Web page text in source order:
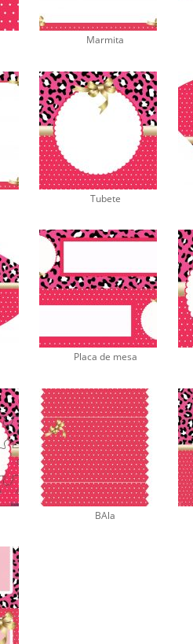
Marmita
Tubete
Placa de mesa
BAla